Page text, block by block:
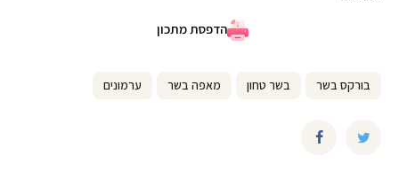
הדפסת מתכון
בורקס בשר בשר טחון מאפה בשר ערמונים